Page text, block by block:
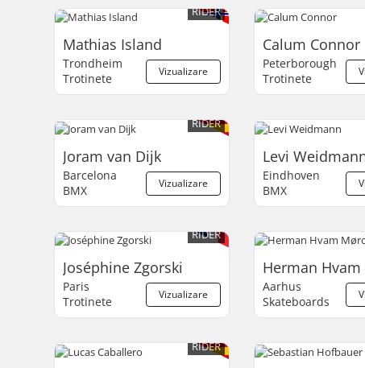
RIDER
Mathias Island
Vizualizare
Trondheim
Trotinete
Calum Connor
Peterborough
Trotinete
RIDER
Joram van Dijk
Vizualizare
Barcelona
BMX
Levi
Eindhoven
BMX
RIDER
Joséphine Zgorski
Vizualizare
Paris
Trotinete
Herman
Aarhus
Skateboards
RIDER